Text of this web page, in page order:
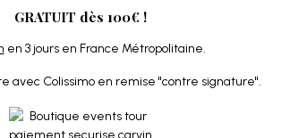
GRATUIT dès 100€ !
en 3 jours en France Métropolitaine.
avec Colissimo en remise "contre signature".